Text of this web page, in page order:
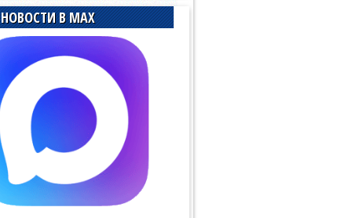
В MAX